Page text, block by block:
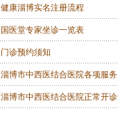
健康淄博实名注册流程
国医堂专家坐诊一览表
门诊预约须知
淄博市中西医结合医院各项服
淄博市中西医结合医院正常开